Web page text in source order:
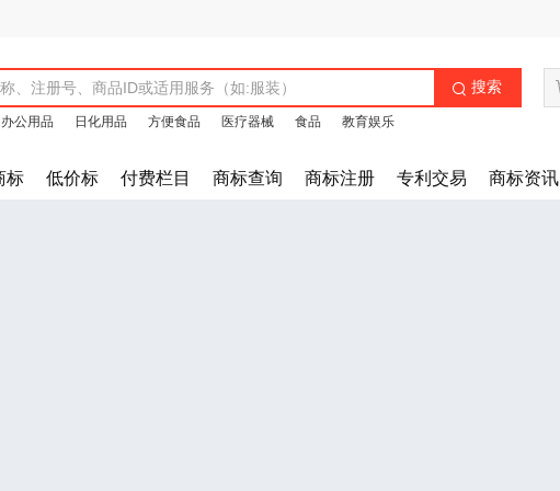
 搜索
办公用品 日化用品 方便食品 医疗器械 食品 教育娱乐
标 低价标 付费栏目 商标查询 商标注册 专利交易 商标资讯